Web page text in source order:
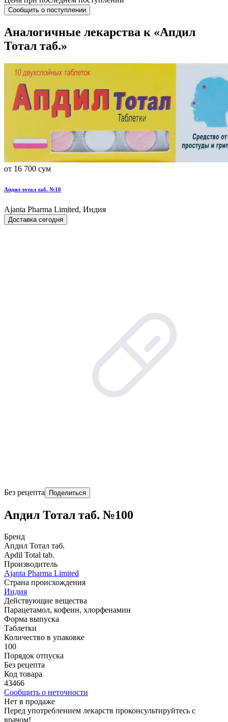
Сообщить о поступлении
Аналогичные лекарства к «Апдил
Тотал таб.»
от 16 700 сум
Апдил тотал таб. №10
Ajanta Pharma Limited, Индия
Доставка сегодня
Без рецепта Поделиться
Апдил Тотал таб. №100
Бренд
Апдил Тотал таб.
Apdil Total tab.
Производитель
Ajanta Pharma Limited
Страна происхождения
Индия
Действующие вещества
Парацетамол, кофеин, хлорфенамин
Форма выпуска
Таблетки
Количество в упаковке
100
Порядок отпуска
Без рецепта
Код товара
43466
Сообщить о неточности
Нет в продаже
Перед употреблением лекарств проконсультируйтесь с
врачом!